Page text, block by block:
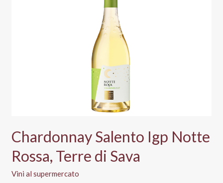
Chardonnay Salento Igp Notte
Rossa, Terre di Sava
Vini al supermercato